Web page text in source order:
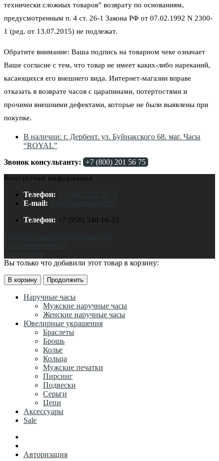
технически сложных товаров” возврату по основаниям,
предусмотренным п. 4 ст. 26-1 Закона РФ от 07.02.1992 N 2300-
1 (ред. от 13.07.2015) не подлежат.
Обратите внимание: Ваша подпись на товарном чеке означает
Ваше согласие с тем, что товар не имеет каких-либо нареканий,
касающихся его внешнего вида. Интернет-магазин вправе
отказать в возврате часов с царапинами, потертостями и
прочими внешними дефектами, которые не были выявлены при
покупке.
В наличии: г. Дербент. ул. Буйнакского 68. маг. Часы
“ROYAL”
Звонок консультанту: +7 (800) 201 56 75
Контактная информация
Телефон:
+7 (800) 201 56 75
E-mail:
Телефон: +7 (958) 548-16-23
Карта сайта
Вы только что добавили этот товар в корзину:
В корзину Продолжить
Наручные часы
Мужские наручные часы
Женские наручные часы
Ювелирные украшения
Браслеты
Брошь
Колье
Кольца
Мужские печатки
Пирсинг
Подвески
Серьги
Цепи
Аксессуары
Sale
Авторизация